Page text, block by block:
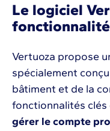
Le logiciel
Vertuoza propose
spécialement
bâtiment et de la
fonctionnalités clés
gérer le compte